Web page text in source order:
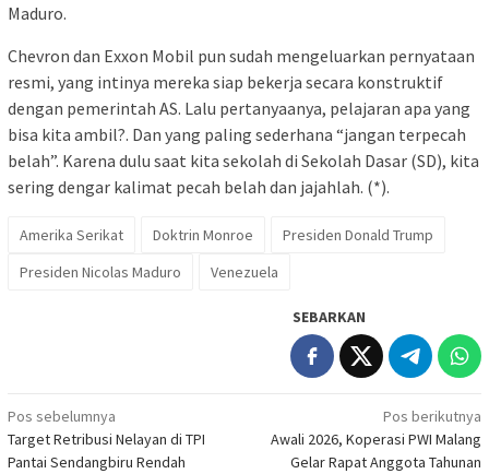
Maduro.
Chevron dan Exxon Mobil pun sudah mengeluarkan pernyataan
resmi, yang intinya mereka siap bekerja secara konstruktif
dengan pemerintah AS. Lalu pertanyaanya, pelajaran apa yang
bisa kita ambil?. Dan yang paling sederhana “jangan terpecah
belah”. Karena dulu saat kita sekolah di Sekolah Dasar (SD), kita
sering dengar kalimat pecah belah dan jajahlah. (*).
Amerika Serikat Doktrin Monroe
Presiden Donald Trump
Presiden Nicolas Maduro
Venezuela
SEBARKAN
Navigasi
pos
Pos sebelumnya
Target Retribusi Nelayan di TPI
Pantai Sendangbiru Rendah
Pos berikutnya
Awali 2026, Koperasi PWI Malang
Gelar Rapat Anggota Tahunan